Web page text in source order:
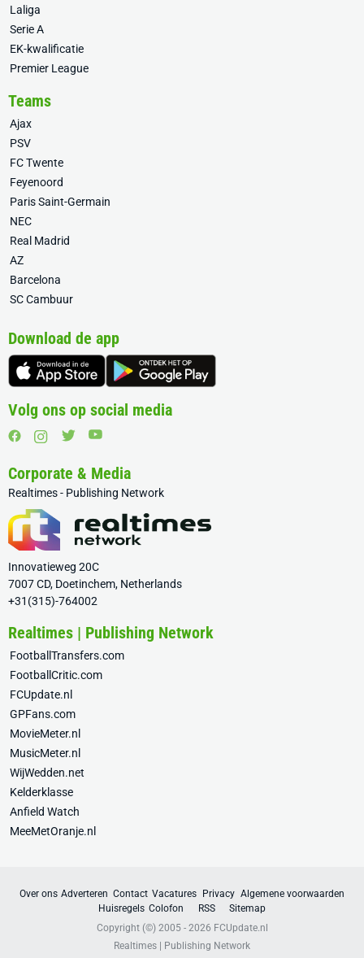
Laliga
Serie A
EK-kwalificatie
Premier League
Teams
Ajax
PSV
FC Twente
Feyenoord
Paris Saint-Germain
NEC
Real Madrid
AZ
Barcelona
SC Cambuur
Download de app
Volg ons op social media
Corporate & Media
Realtimes - Publishing Network
Innovatieweg 20C
7007 CD, Doetinchem, Netherlands
+31(315)-764002
Realtimes | Publishing Network
FootballTransfers.com
FootballCritic.com
FCUpdate.nl
GPFans.com
MovieMeter.nl
MusicMeter.nl
WijWedden.net
Kelderklasse
Anfield Watch
MeeMetOranje.nl
Over ons Adverteren Contact Vacatures Privacy Algemene voorwaarden
Huisregels Colofon RSS
Sitemap
Copyright (©) 2005 - 2026 FCUpdate.nl
Realtimes | Publishing Network